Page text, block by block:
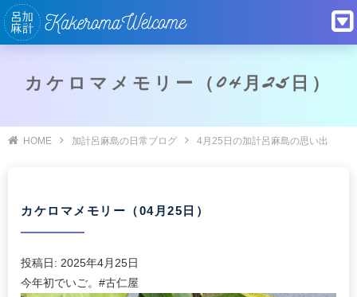
カケロマメモリー（04月25日）
HOME 加計呂麻島の日常ブログ 4月25日の加計呂麻島の思い出
カケロマメモリー（04月25日）
投稿日: 2025年4月25日
今年初でいご。#古仁屋